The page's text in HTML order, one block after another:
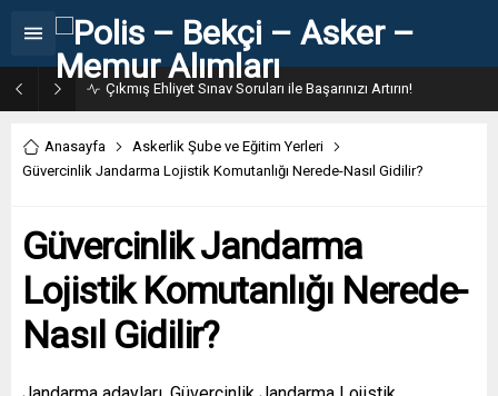
Anasayfa
Askerlik Şube ve Eğitim Yerleri
Güvercinlik Jandarma Lojistik Komutanlığı Nerede-Nasıl Gidilir?
Güvercinlik Jandarma
Lojistik Komutanlığı Nerede-
Nasıl Gidilir?